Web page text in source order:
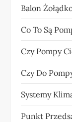
Balon
Co To Są
Czy Pompy
Czy Do
Systemy
Punkt